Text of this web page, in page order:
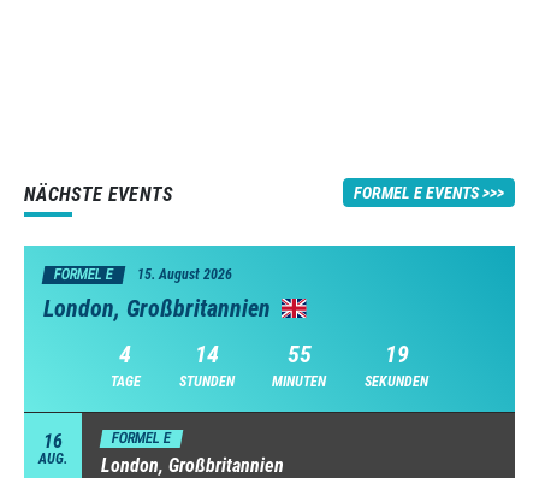
NÄCHSTE EVENTS FORMEL E EVENTS
FORMEL E 15. August 2026
London, Großbritannien
4
TAGE
14
STUNDEN
55
MINUTEN
18
SEKUNDEN
16
AUG.
FORMEL E
London, Großbritannien